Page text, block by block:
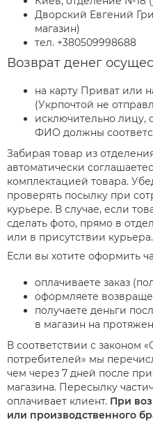
Дворский Евгений
магазин)
тел. +380509998688
Возврат денег
на карту Приват или
(Укрпочтой не
исключительно лицу,
ФИО должны
Забирая товар из
автоматически
комплектацией товара.
проверять посылку при
курьере. В случае, если
сделать фото, прямо в
или в присутствии курьера.
Если вы хотите оформить
оплачиваете заказ
оформляете
получаете деньги
в магазин на
В соответствии с законом
потребителей» мы
чем через 7 дней после
магазина. Пересылку
оплачивает клиент. При
или производственного